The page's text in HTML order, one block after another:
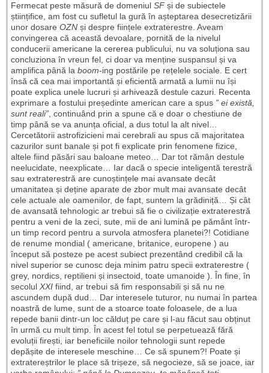
Fermecat peste măsură de domeniul SF și de subiectele
științifice, am fost cu sufletul la gură în așteptarea desecretizării
unor dosare OZN și despre ființele extraterestre. Aveam
convingerea că această devoalare, pornită de la nivelul
conducerii americane la cererea publicului, nu va soluționa sau
concluziona în vreun fel, ci doar va menține suspansul și va
amplifica până la boom-ing postările pe rețelele sociale. E cert
însă că cea mai importantă și eficientă armată a lumii nu își
poate explica unele lucruri și arhivează destule cazuri. Recenta
exprimare a fostului președinte american care a spus ” ei există,
sunt reali”, continuând prin a spune că e doar o chestiune de
timp până se va anunța oficial, a dus totul la alt nivel…
Cercetătorii astrofizicieni mai cerebrali au spus că majoritatea
cazurilor sunt banale și pot fi explicate prin fenomene fizice,
altele fiind păsări sau baloane meteo… Dar tot rămân destule
neelucidate, neexplicate… Iar dacă o specie inteligentă terestră
sau extraterestră are cunoștințele mai avansate decât
umanitatea și deține aparate de zbor mult mai avansate decât
cele actuale ale oamenilor, de fapt, suntem la grădiniță… Și cât
de avansată tehnologic ar trebui să fie o civilizație extraterestră
pentru a veni de la zeci, sute, mii de ani lumină pe pământ într-
un timp record pentru a survola atmosfera planetei?! Cotidiane
de renume mondial ( americane, britanice, europene ) au
început să posteze pe acest subiect prezentând credibil că la
nivel superior se cunosc deja minim patru specii extraterestre (
grey, nordics, reptilieni și insectoid, toate umanoide ). În fine, în
secolul XXI fiind, ar trebui să fim responsabili și să nu ne
ascundem după dud… Dar interesele tuturor, nu numai în partea
noastră de lume, sunt de a stoarce toate foloasele, de a lua
repede banii dintr-un loc călduț pe care și l-au făcut sau obținut
în urmă cu mult timp. În acest fel totul se perpetuează fără
evoluții firești, iar beneficiile noilor tehnologii sunt repede
depășite de interesele meschine… Ce să spunem?! Poate și
extratereștrilor le place să trișeze, să negocieze, să se joace, iar